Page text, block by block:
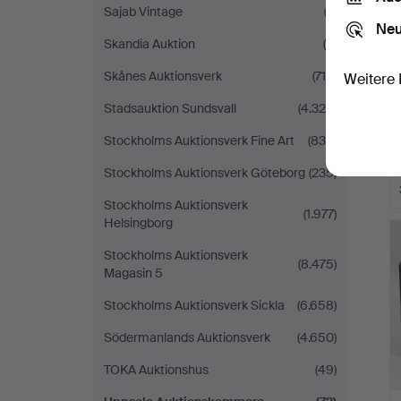
Sajab Vintage
(3)
Skandia Auktion
(6)
Skånes Auktionsverk
(719)
Stadsauktion Sundsvall
(4.328)
Stockholms Auktionsverk Fine Art
(836)
Stockholms Auktionsverk Göteborg (235)
Stockholms Auktionsverk
Helsingborg
(1.977)
Stockholms Auktionsverk
Magasin 5
(8.475)
Stockholms Auktionsverk Sickla
(6.658)
Södermanlands Auktionsverk
(4.650)
TOKA Auktionshus
(49)
Weitere